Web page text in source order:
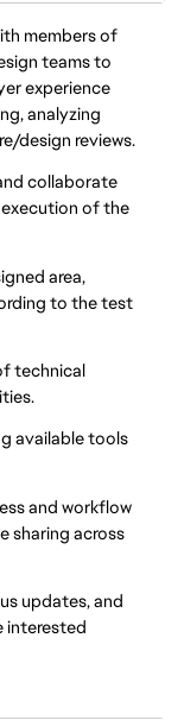
members of
teams to
experience
analyzing
design reviews.
collaborate
of the
area,
to the test
technical
available tools
and workflow
sharing across
updates, and
interested